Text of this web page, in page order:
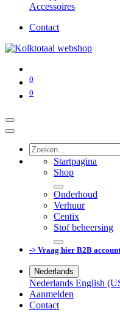
Accessoires
Contact
0
0
Startpagina
Shop
Onderhoud
Verhuur
Centix
Stof beheersing
-> Vraag hier B2B
Nederlands
Nederlands English
Aanmelden
Contact